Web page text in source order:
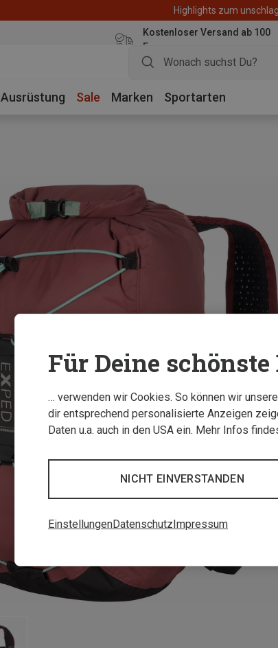
Highlights zum
Kostenloser Versand ab 100
Euro
Ausrüstung Sale Marken Sportarten
Für Deine schönste
… verwenden wir Cookies. So können wir
dir entsprechend personalisierte Anzeigen
Daten u.a. auch in den USA ein. Mehr Infos
NICHT EINVERSTANDEN
EinstellungenDatenschutz Impressum